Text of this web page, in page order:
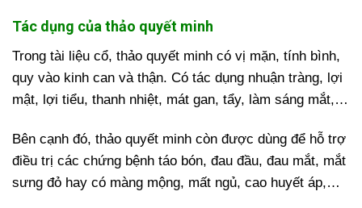
Tác dụng của thảo quyết minh
Trong tài liệu cổ, thảo quyết minh có vị mặn, tính bình,
quy vào kinh can và thận. Có tác dụng nhuận tràng, lợi
mật, lợi tiểu, thanh nhiệt, mát gan, tẩy, làm sáng mắt,…
Bên cạnh đó, thảo quyết minh còn được dùng để hỗ trợ
điều trị các chứng bệnh táo bón, đau đầu, đau mắt, mắt
sưng đỏ hay có màng mộng, mất ngủ, cao huyết áp,…